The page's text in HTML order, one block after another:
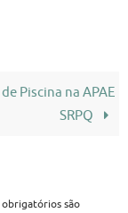
Piscina na APAE
SRPQ
obrigatórios são